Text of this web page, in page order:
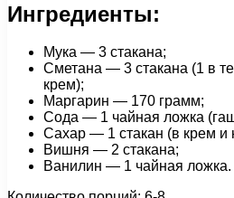
Ингредиенты:
Мука — 3 стакана;
Сметана — 3 стакана (1 в
крем);
Маргарин — 170 грамм;
Сода — 1 чайная ложка
Сахар — 1 стакан (в крем и
Вишня — 2 стакана;
Ванилин — 1 чайная ложка.